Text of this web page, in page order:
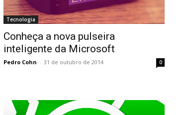
Tecnologia
Conheça a nova pulseira
inteligente da Microsoft
Pedro Cohn - 31 de outubro de 2014 0